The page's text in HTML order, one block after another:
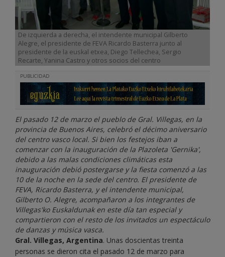
De izquierda a derecha, el intendente municipal Gilberto
Alegre, el presidente de FEVA Ricardo Basterra junto al
presidente de la euskal etxea, Diego Tellechea, Sergio
Recarte, Yanina Castro y otros socios del centro
PUBLICIDAD
El pasado 12 de marzo el pueblo de Gral. Villegas, en la
provincia de Buenos Aires, celebró el décimo aniversario
del centro vasco local. Si bien los festejos iban a
comenzar con la inauguración de la Plazoleta 'Gernika',
debido a las malas condiciones climáticas esta
inauguración debió postergarse y la fiesta comenzó a las
10 de la noche en la sede del centro. El presidente de
FEVA, Ricardo Basterra, y el intendente municipal,
Gilberto O. Alegre, acompañaron a los integrantes de
Villegas'ko Euskaldunak en este día tan especial y
compartieron con el resto de los invitados un espectáculo
de danzas y música vasca.
Gral. Villegas, Argentina. Unas doscientas treinta
personas se dieron cita el pasado 12 de marzo para